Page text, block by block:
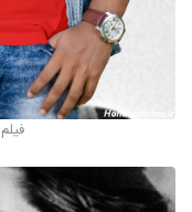
فیلم Che استیون سودربرگ